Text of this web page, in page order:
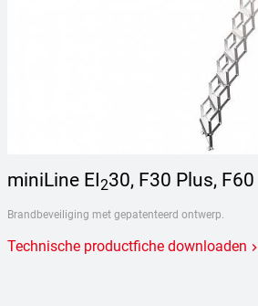
miniLine EI230, F30 Plus, F60
Brandbeveiliging met gepatenteerd ontwerp.
Technische productfiche downloaden keyboard_arrow_right